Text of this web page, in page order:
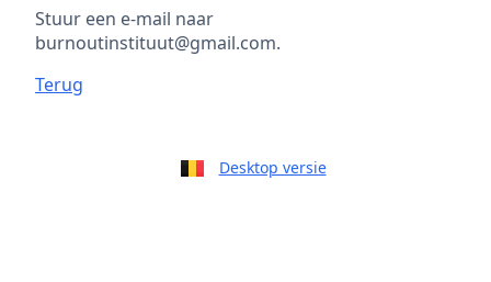
Stuur een e-mail naar
burnoutinstituut@gmail.com.
Terug
Desktop versie